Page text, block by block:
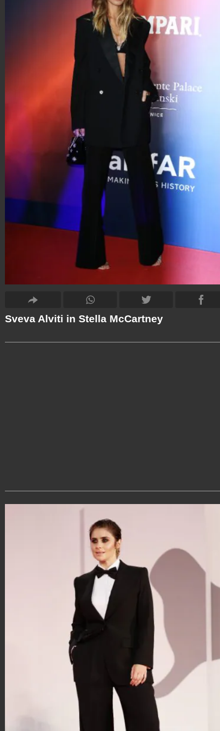
Sveva Alviti in Stella McCartney